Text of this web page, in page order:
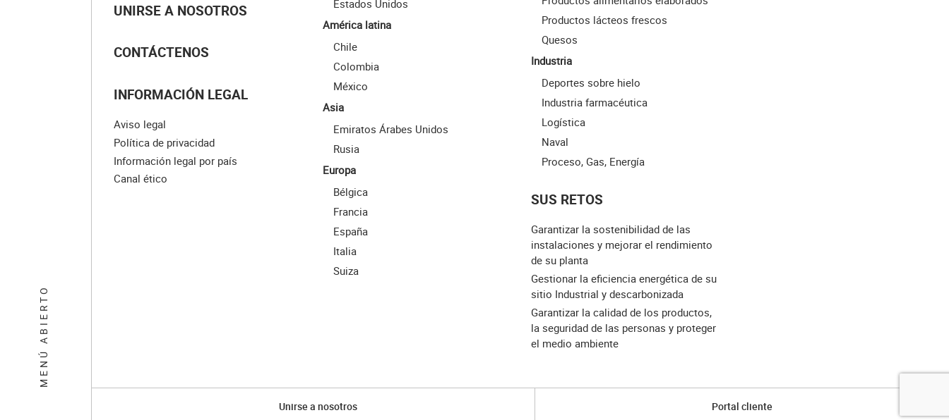
MENÚ ABIERTO
UNIRSE A NOSOTROS
CONTÁCTENOS
INFORMACIÓN LEGAL
Aviso legal
Política de privacidad
Información legal por país
Canal ético
Estados Unidos
América latina
Chile
Colombia
México
Asia
Emiratos Árabes Unidos
Rusia
Europa
Bélgica
Francia
España
Italia
Suiza
Productos lácteos frescos
Quesos
Industria
Deportes sobre hielo
Industria farmacéutica
Logística
Naval
Proceso, Gas, Energía
SUS RETOS
Garantizar la sostenibilidad de las
instalaciones y mejorar el rendimiento
de su planta
Gestionar la eficiencia energética de su
sitio Industrial y descarbonizada
Garantizar la calidad de los productos,
la seguridad de las personas y proteger
el medio ambiente
Unirse a nosotros Portal cliente